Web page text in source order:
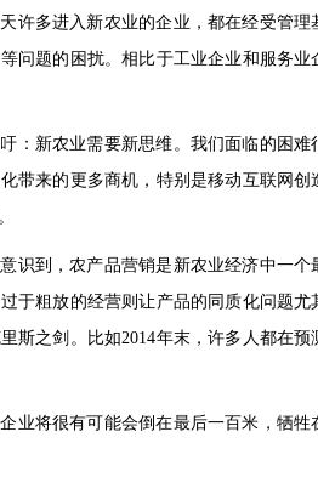
多进入新农业的企业，都在经受管理
问题的困扰。相比于工业企业和服务
新农业需要新思维。我们面临的困难
带来的更多商机，特别是移动互联网
到，农产品营销是新农业经济中一个
于粗放的经营则让产品的同质化问题
斯之剑。比如2014年末，许多人都在
将很有可能会倒在最后一百米，牺牲